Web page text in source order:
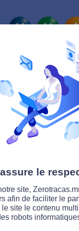
route
le
site,
afin de faciliter le
site le contenu
robots